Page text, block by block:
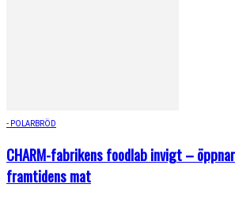
- POLARBRÖD
CHARM-fabrikens foodlab invigt –
framtidens mat